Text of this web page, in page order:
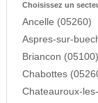
Choisissez un
Ancelle (05260)
Aspres-sur-
Briancon (05100)
Chabottes
Chateauroux-